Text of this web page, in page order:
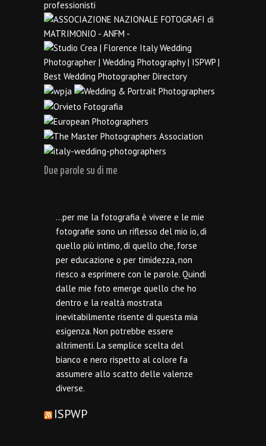
Due parole su di me
…per me la fotografia è vivere e le mie
fotografie sono un riflesso del mio io, di
quello più intimo, di quello che, forse
per educazione o per timidezza, non
riesco a esprimere con le parole. Quindi
dalle mie foto emerge quello che ho
dentro e la realtà mostrata
inevitabilmente risente di questa mia
esigenza. Non potrebbe essere
altrimenti. La semplice scelta del
bianco e nero rispetto al colore fa
assumere allo scatto delle valenze
diverse.
ISPWP